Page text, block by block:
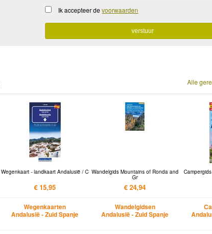
Ik accepteer devoorwaarden
Alle
Wegenkaart - landkaart Andalusië / C
€ 15,95
Wegenkaarten
Andalusië - Zuid Spanje
Wandelgids Mountains of Ronda and
Gr
€ 24,94
Wandelgidsen
Andalusië - Zuid Spanje